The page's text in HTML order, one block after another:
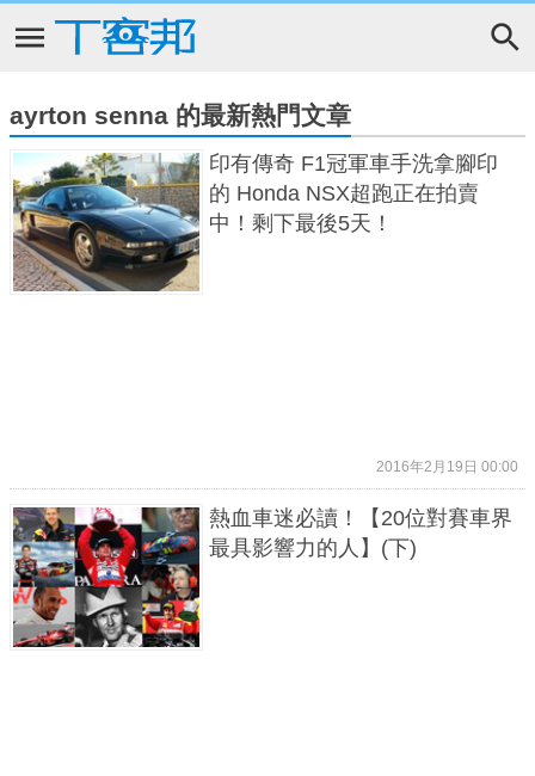
ayrton senna 的最新熱門文章
印有傳奇 F1冠軍車手洗拿腳印
的 Honda NSX超跑正在拍賣
中！剩下最後5天！
2016年2月19日 00:00
熱血車迷必讀！【20位對賽車界
最具影響力的人】(下)